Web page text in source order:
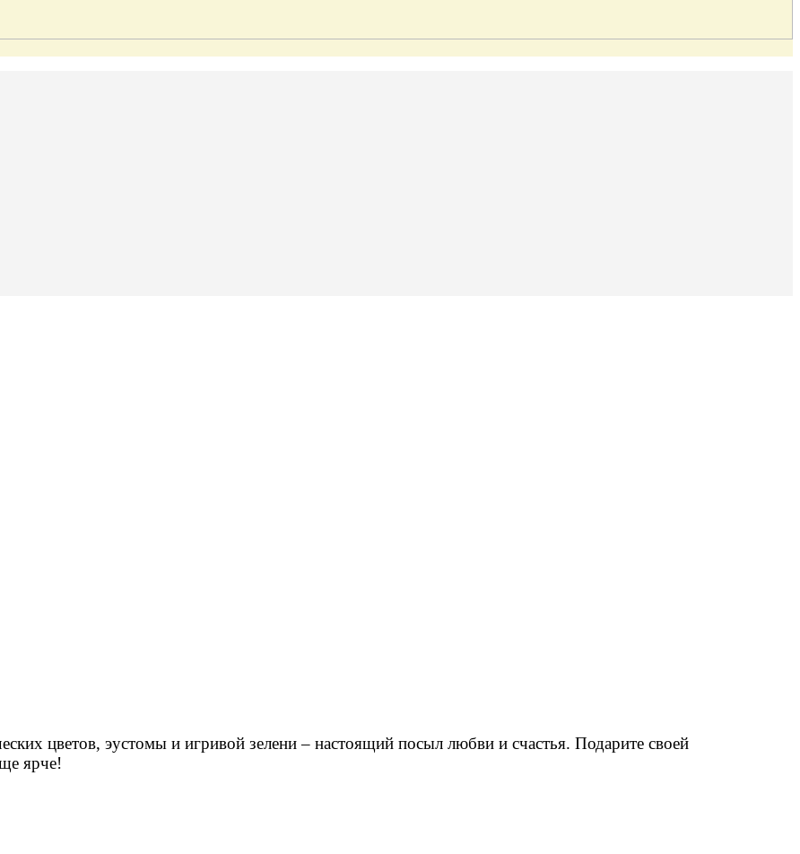
цветов, эустомы и игривой зелени – настоящий посыл любви и счастья. Подарите своей
ярче!